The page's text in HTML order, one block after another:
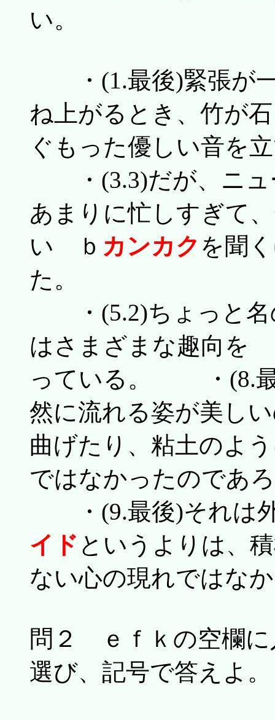
い。
・(1.最後)緊張が一
ね上がるとき、竹が
ぐもった優しい音を
・(3.3)だが、ニュ
あまりに忙しすぎて
い ｂ カンカク を聞
た。
・(5.2)ちょっと名
はさまざまな趣向を
っている。 ・(8.最
然に流れる姿が美し
曲げたり、粘土のよ
ではなかったのであ
・(9.最後)それは
イド というよりは、
ない心の現れではな
問２ ｅｆｋの空欄に
選び、記号で答えよ。